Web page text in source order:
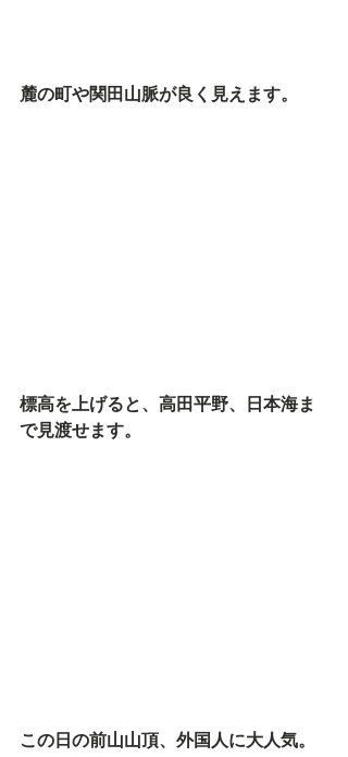
麓の町や関田山脈が良く見えます。
標高を上げると、高田平野、日本海ま
で見渡せます。
この日の前山山頂、外国人に大人気。